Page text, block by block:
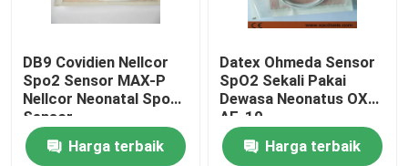
DB9 Covidien Nellcor
Spo2 Sensor MAX-P
Nellcor Neonatal Spo2
Sensor
Harga terbaik
Datex Ohmeda Sensor
SpO2 Sekali Pakai
Dewasa Neonatus OXY-
AF-10
Harga terbaik